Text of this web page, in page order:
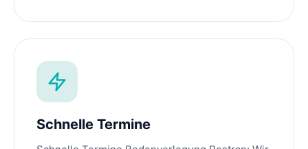
Schnelle Termine